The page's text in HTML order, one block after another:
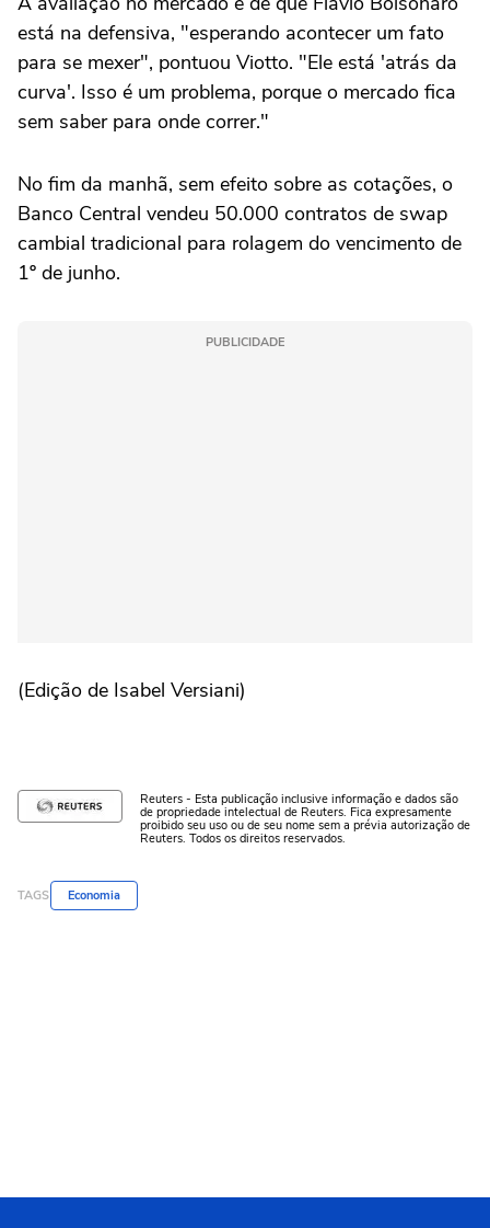
está na defensiva, "esperando acontecer um fato
para se mexer", pontuou Viotto. "Ele está 'atrás da
curva'. Isso é um problema, porque o mercado fica
sem saber para onde correr."
No fim da manhã, sem efeito sobre as cotações, o
Banco Central vendeu 50.000 contratos de swap
cambial tradicional para rolagem do vencimento de
1º de junho.
PUBLICIDADE
(Edição de Isabel Versiani)
Reuters - Esta publicação inclusive informação e dados são
de propriedade intelectual de Reuters. Fica expresamente
proibido seu uso ou de seu nome sem a prévia autorização de
Reuters. Todos os direitos reservados.
TAGS Economia